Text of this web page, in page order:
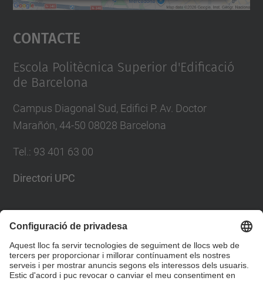
Accepta
powered by
Contacte
Escola Politècnica Superior d'Edificació
de Barcelona
Campus Diagonal Sud, Edifici P. Av. Doctor
Marañón, 44-50 08028 Barcelona
Tel. : 93 401 63 00
Directori UPC
Formulari de contacte
Llista Xarxes Socials